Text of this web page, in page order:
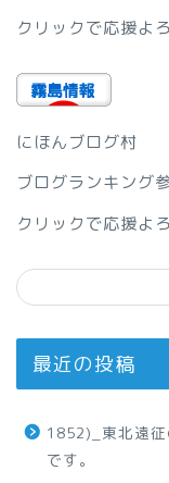
クリックで応援よ
にほんブログ村
ブログランキング
クリックで応援よ
最近の投稿
1852)_東北遠
です。